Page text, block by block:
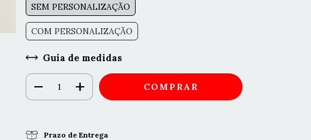
SEM PERSONALIZAÇÃO
COM PERSONALIZAÇÃO
Guia de medidas
Prazo de Entrega